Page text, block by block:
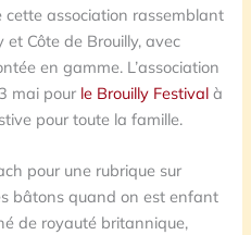
cette association rassemblant
et Côte de Brouilly, avec
en gamme. L’association
mai pour le Brouilly Festival à
pour toute la famille.
pour une rubrique sur
bâtons quand on est enfant
de royauté britannique,